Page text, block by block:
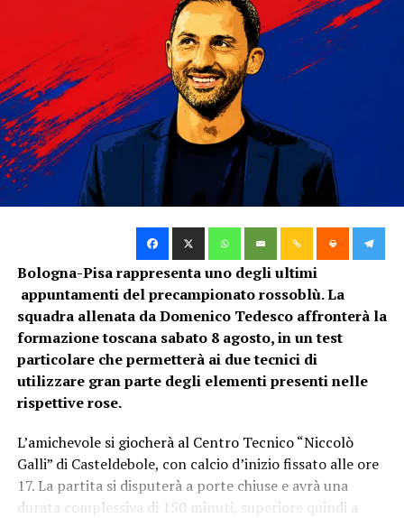
BOLOGNA KRISTOVIC SERIE A
SUCCESSIVO
Italiano: ‘In campionato servono vittorie importanti’
DA NON PERDERE
Bologna – Atalanta, le formazioni ufficiali
Gian Nicola Cremonini
Bologna-Pisa rappresenta uno degli ultimi
appuntamenti del precampionato rossoblù. La
squadra allenata da Domenico Tedesco affronterà la
formazione toscana sabato 8 agosto, in un test
particolare che permetterà ai due tecnici di
utilizzare gran parte degli elementi presenti nelle
rispettive rose.
L’amichevole si giocherà al Centro Tecnico “Niccolò
Galli” di Casteldebole, con calcio d’inizio fissato alle ore
17. La partita si disputerà a porte chiuse e avrà una
durata complessiva di 150 minuti, superiore quindi a